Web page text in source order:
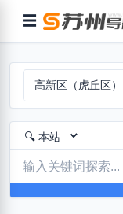
☰
高新区（虎丘区）